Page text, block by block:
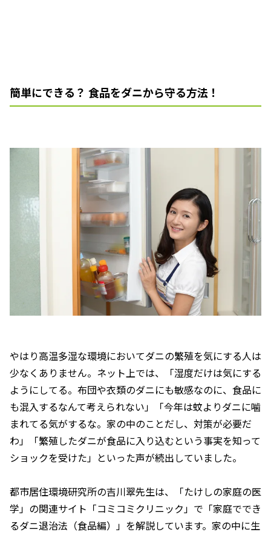
簡単にできる？ 食品をダニから守る方法！
やはり高温多湿な環境においてダニの繁殖を気にする人は
少なくありません。ネット上では、「湿度だけは気にする
ようにしてる。布団や衣類のダニにも敏感なのに、食品に
も混入するなんて考えられない」「今年は蚊よりダニに噛
まれてる気がするな。家の中のことだし、対策が必要だ
わ」「繁殖したダニが食品に入り込むという事実を知って
ショックを受けた」といった声が続出していました。
都市居住環境研究所の吉川翠先生は、「たけしの家庭の医
学」の関連サイト「コミコミクリニック」で「家庭ででき
るダニ退治法（食品編）」を解説しています。家の中に生